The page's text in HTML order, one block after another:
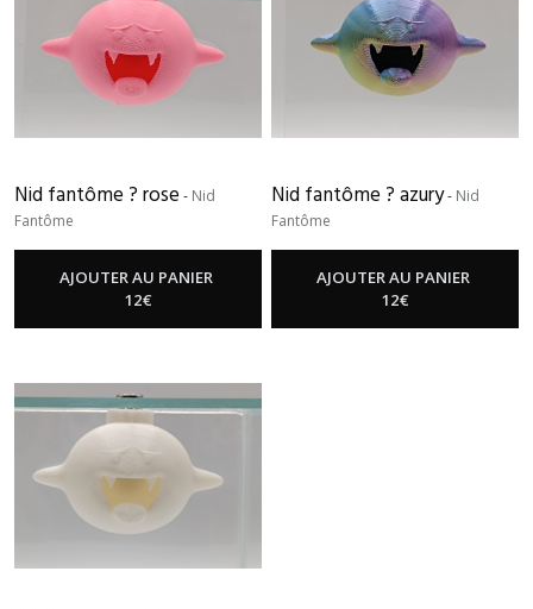
Nid fantôme ? rose - Nid
Fantôme
AJOUTER AU PANIER
12€
Nid fantôme ? azury- Nid
Fantôme
AJOUTER AU PANIER
12€
Nid
demi-
boule
Diamant
Nid
boule
citrouille
fantôme